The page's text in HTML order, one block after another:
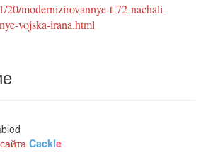
20/modernizirovannye-t-72-nachali-
vojska-irana.html
Cackle